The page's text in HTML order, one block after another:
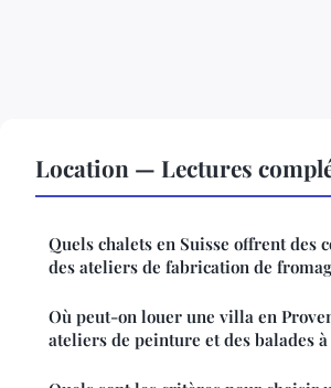
Location — Lectures
Quels chalets en Suisse offrent des
des ateliers de fabrication de
Où peut-on louer une villa en
ateliers de peinture et des balades à